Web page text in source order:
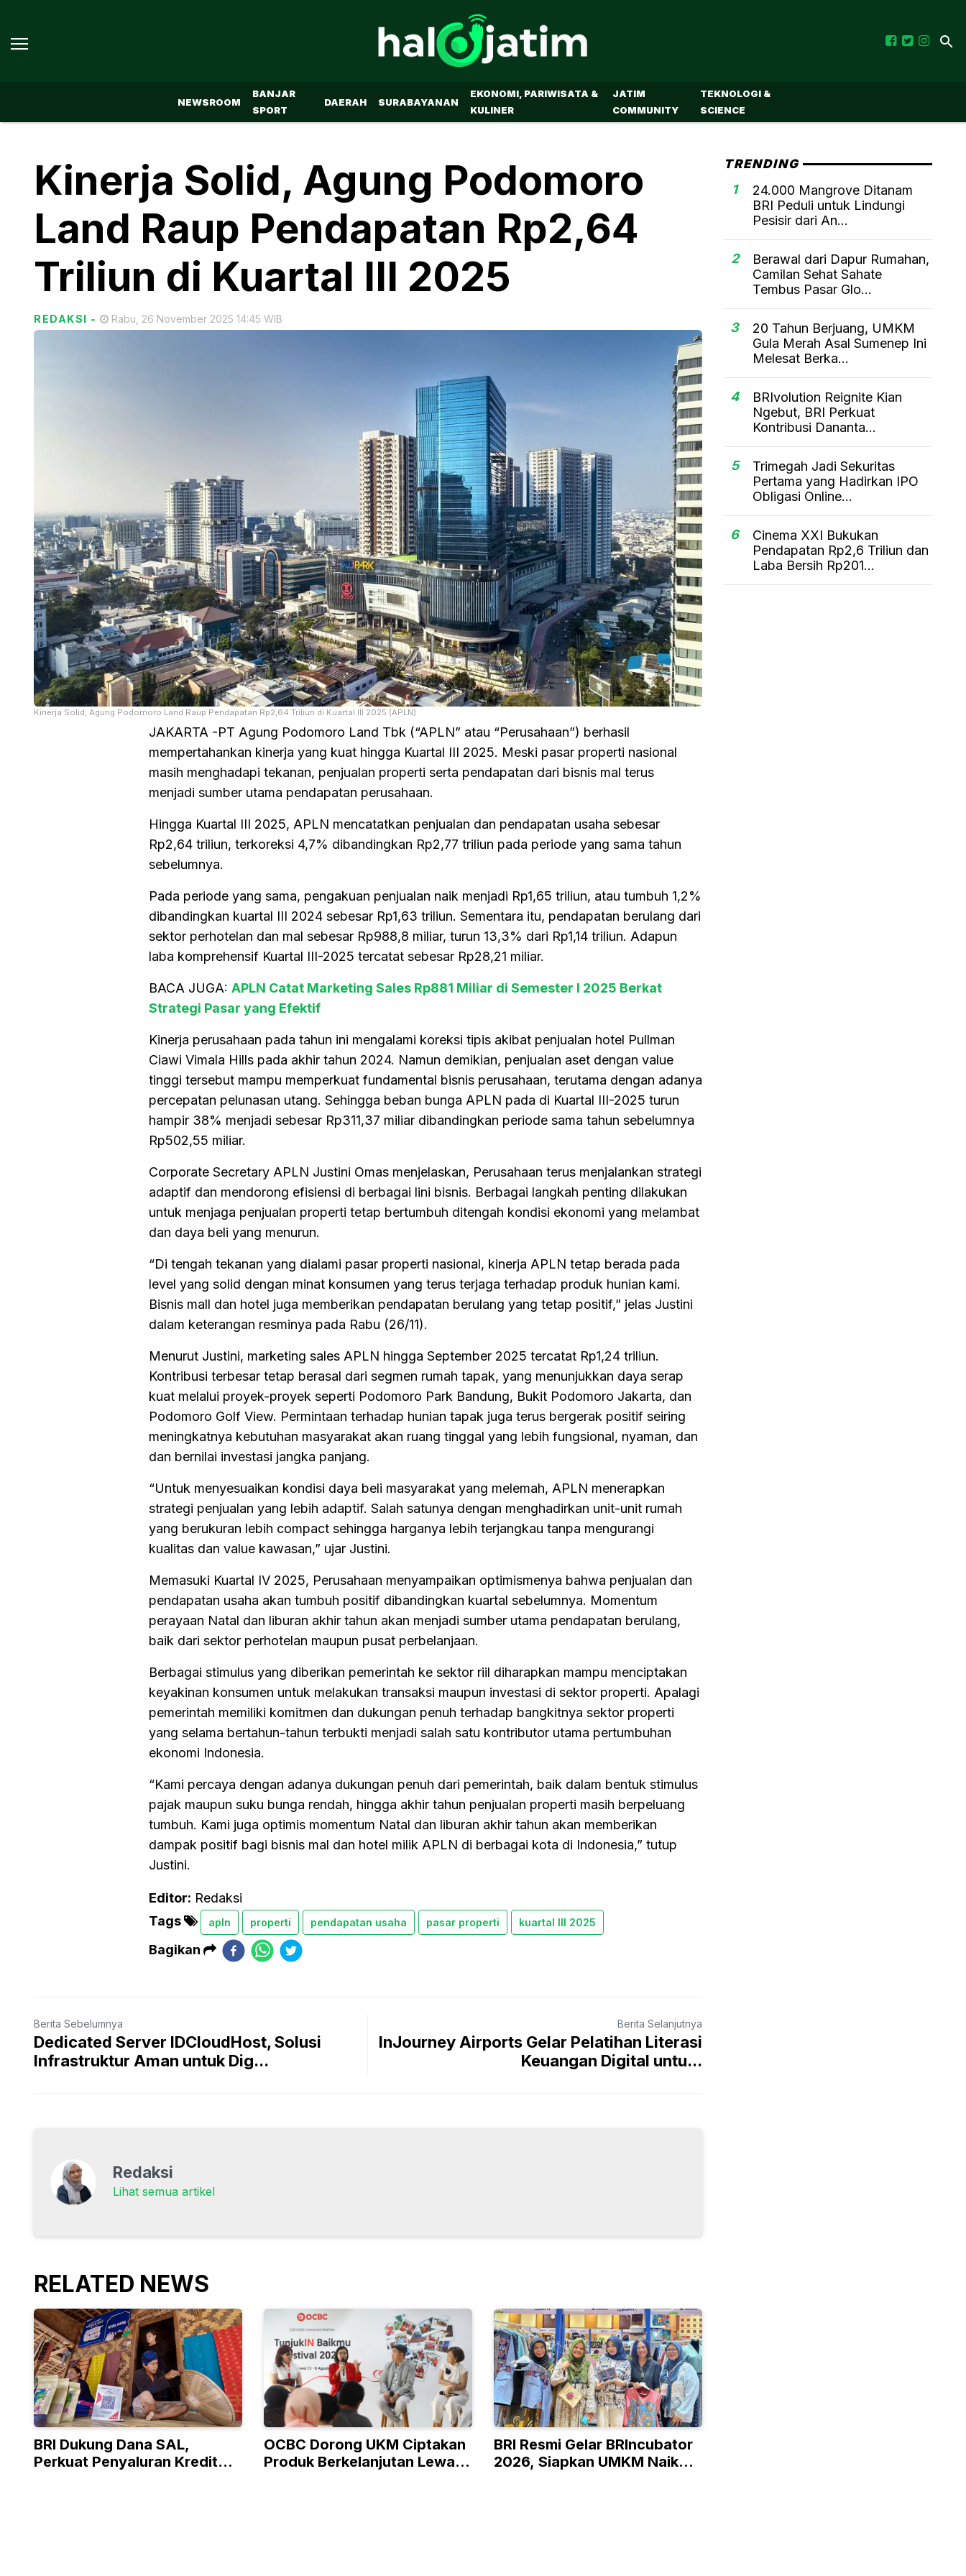
NEWSROOM
BANJAR
SPORT
DAERAH SURABAYANAN
EKONOMI, PARIWISATA &
KULINER
JATIM
COMMUNITY
TEKNOLOGI &
SCIENCE
Kinerja Solid, Agung Podomoro
Land Raup Pendapatan Rp2,64
Triliun di Kuartal III 2025
REDAKSI - Rabu, 26 November 2025 14:45 WIB
Kinerja Solid, Agung Podomoro Land Raup Pendapatan Rp2,64 Triliun di Kuartal III 2025 (APLN)
JAKARTA -PT Agung Podomoro Land Tbk (“APLN” atau “Perusahaan”) berhasil
mempertahankan kinerja yang kuat hingga Kuartal III 2025. Meski pasar properti nasional
masih menghadapi tekanan, penjualan properti serta pendapatan dari bisnis mal terus
menjadi sumber utama pendapatan perusahaan.
Hingga Kuartal III 2025, APLN mencatatkan penjualan dan pendapatan usaha sebesar
Rp2,64 triliun, terkoreksi 4,7% dibandingkan Rp2,77 triliun pada periode yang sama tahun
sebelumnya.
Pada periode yang sama, pengakuan penjualan naik menjadi Rp1,65 triliun, atau tumbuh 1,2%
dibandingkan kuartal III 2024 sebesar Rp1,63 triliun. Sementara itu, pendapatan berulang dari
sektor perhotelan dan mal sebesar Rp988,8 miliar, turun 13,3% dari Rp1,14 triliun. Adapun
laba komprehensif Kuartal III-2025 tercatat sebesar Rp28,21 miliar.
BACA JUGA: APLN Catat Marketing Sales Rp881 Miliar di Semester I 2025 Berkat
Strategi Pasar yang Efektif
Kinerja perusahaan pada tahun ini mengalami koreksi tipis akibat penjualan hotel Pullman
Ciawi Vimala Hills pada akhir tahun 2024. Namun demikian, penjualan aset dengan value
tinggi tersebut mampu memperkuat fundamental bisnis perusahaan, terutama dengan adanya
percepatan pelunasan utang. Sehingga beban bunga APLN pada di Kuartal III-2025 turun
hampir 38% menjadi sebesar Rp311,37 miliar dibandingkan periode sama tahun sebelumnya
Rp502,55 miliar.
Corporate Secretary APLN Justini Omas menjelaskan, Perusahaan terus menjalankan strategi
adaptif dan mendorong efisiensi di berbagai lini bisnis. Berbagai langkah penting dilakukan
untuk menjaga penjualan properti tetap bertumbuh ditengah kondisi ekonomi yang melambat
dan daya beli yang menurun.
“Di tengah tekanan yang dialami pasar properti nasional, kinerja APLN tetap berada pada
level yang solid dengan minat konsumen yang terus terjaga terhadap produk hunian kami.
Bisnis mall dan hotel juga memberikan pendapatan berulang yang tetap positif,” jelas Justini
dalam keterangan resminya pada Rabu (26/11).
Menurut Justini, marketing sales APLN hingga September 2025 tercatat Rp1,24 triliun.
Kontribusi terbesar tetap berasal dari segmen rumah tapak, yang menunjukkan daya serap
kuat melalui proyek-proyek seperti Podomoro Park Bandung, Bukit Podomoro Jakarta, dan
Podomoro Golf View. Permintaan terhadap hunian tapak juga terus bergerak positif seiring
meningkatnya kebutuhan masyarakat akan ruang tinggal yang lebih fungsional, nyaman, dan
dan bernilai investasi jangka panjang.
“Untuk menyesuaikan kondisi daya beli masyarakat yang melemah, APLN menerapkan
strategi penjualan yang lebih adaptif. Salah satunya dengan menghadirkan unit-unit rumah
yang berukuran lebih compact sehingga harganya lebih terjangkau tanpa mengurangi
kualitas dan value kawasan,” ujar Justini.
Memasuki Kuartal IV 2025, Perusahaan menyampaikan optimismenya bahwa penjualan dan
pendapatan usaha akan tumbuh positif dibandingkan kuartal sebelumnya. Momentum
perayaan Natal dan liburan akhir tahun akan menjadi sumber utama pendapatan berulang,
baik dari sektor perhotelan maupun pusat perbelanjaan.
Berbagai stimulus yang diberikan pemerintah ke sektor riil diharapkan mampu menciptakan
keyakinan konsumen untuk melakukan transaksi maupun investasi di sektor properti. Apalagi
pemerintah memiliki komitmen dan dukungan penuh terhadap bangkitnya sektor properti
yang selama bertahun-tahun terbukti menjadi salah satu kontributor utama pertumbuhan
ekonomi Indonesia.
“Kami percaya dengan adanya dukungan penuh dari pemerintah, baik dalam bentuk stimulus
pajak maupun suku bunga rendah, hingga akhir tahun penjualan properti masih berpeluang
tumbuh. Kami juga optimis momentum Natal dan liburan akhir tahun akan memberikan
dampak positif bagi bisnis mal dan hotel milik APLN di berbagai kota di Indonesia,” tutup
Justini.
Editor: Redaksi
Tags
apln properti pendapatan usaha pasar properti kuartal III 2025
Bagikan
Berita Sebelumnya
Dedicated Server IDCloudHost, Solusi
Infrastruktur Aman untuk Dig...
Berita Selanjutnya
InJourney Airports Gelar Pelatihan Literasi
Keuangan Digital untu...
Redaksi
Lihat semua artikel
RELATED NEWS
BRI Dukung Dana SAL,
Perkuat Penyaluran Kredit
OCBC Dorong UKM Ciptakan
Produk Berkelanjutan Lewat
BRI Resmi Gelar BRIncubator
2026, Siapkan UMKM Naik
TRENDING
1
24.000 Mangrove Ditanam
BRI Peduli untuk Lindungi
Pesisir dari An...
2
Berawal dari Dapur Rumahan,
Camilan Sehat Sahate
Tembus Pasar Glo...
3
20 Tahun Berjuang, UMKM
Gula Merah Asal Sumenep Ini
Melesat Berka...
4
BRIvolution Reignite Kian
Ngebut, BRI Perkuat
Kontribusi Dananta...
5
Trimegah Jadi Sekuritas
Pertama yang Hadirkan IPO
Obligasi Online...
6
Cinema XXI Bukukan
Pendapatan Rp2,6 Triliun dan
Laba Bersih Rp201...